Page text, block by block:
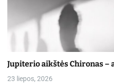
Jupiterio aikštės Chironas –
23 liepos, 2026